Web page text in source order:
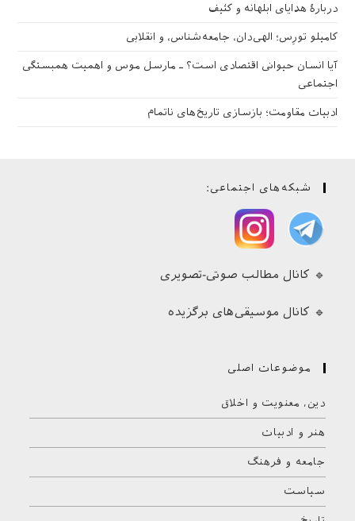
دربارهٔ هدایای ابلهانه و کثیف
کامیلو تورِس؛ الهی‌دان، جامعه‌شناس، و انقلابی
آیا انسان حیوانی اقتصادی است؟ ـ مارسل موس و اهمیت همبستگی
اجتماعی
ادبیات مقاومت؛ بازسازی تاریخ‌های ناتمام
شبکه‌های اجتماعی:
🔹 کانال مطالب صوتی-تصویری
🔹 کانال موسیقی‌های برگزیده
موضوعات اصلی
دین، معنویت و اخلاق
هنر و ادبیات
جامعه و فرهنگ
سیاست